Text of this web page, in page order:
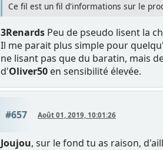
Ce fil est un fil d'informations sur le
3Renards Peu de pseudo lisent la
Il me parait plus simple pour
ne lisant pas que du baratin, mais
d'Oliver50 en sensibilité élevée.
#657 Août 01, 2019, 10:01:26
Joujou, sur le fond tu as raison,